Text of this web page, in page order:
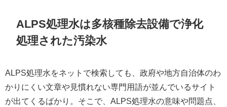
ALPS処理水は多核種除去設備で浄化
処理された汚染水
ALPS処理水をネットで検索しても、政府や地方自治体のわ
かりにくい文章や見慣れない専門用語が並んでいるサイト
が出てくるばかり。そこで、ALPS処理水の意味や問題点、